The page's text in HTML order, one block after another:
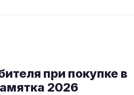
при покупке в
2026